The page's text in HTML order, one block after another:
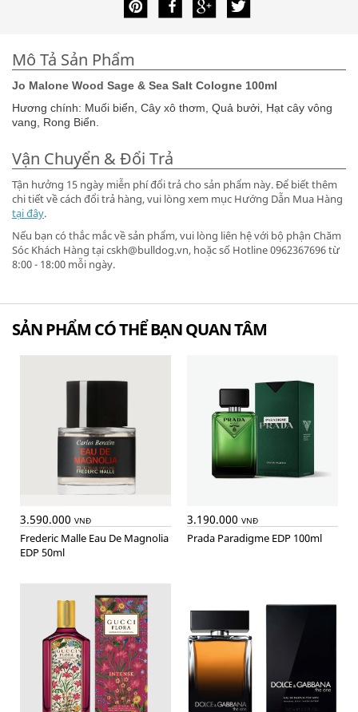
Mô Tả Sản Phẩm
Jo Malone Wood Sage & Sea Salt Cologne 100ml
Hương chính: Muối biển, Cây xô thơm, Quả bưởi, Hạt cây vông
vang, Rong Biển.
Vận Chuyển & Đổi Trả
Tận hưởng 15 ngày miễn phí đổi trả cho sản phẩm này. Để biết thêm
chi tiết về cách đổi trả hàng, vui lòng xem mục Hướng Dẫn Mua Hàng
tại đây.
Nếu bạn có thắc mắc về sản phẩm, vui lòng liên hệ với bộ phận Chăm
Sóc Khách Hàng tại cskh@bulldog.vn, hoặc số Hotline 0962367696 từ
8:00 - 18:00 mỗi ngày.
SẢN PHẨM CÓ THỂ BẠN QUAN TÂM
3.590.000 VNĐ
Frederic Malle Eau De Magnolia
EDP 50ml
3.190.000 VNĐ
Prada Paradigme EDP 100ml